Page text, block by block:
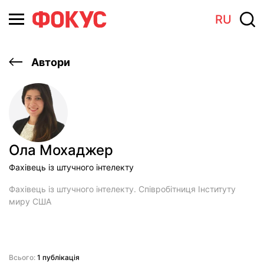
RU
Автори
Ола Мохаджер
Фахівець із штучного інтелекту
Фахівець із штучного інтелекту. Співробітниця Інституту
миру США
Всього: 1 публікація